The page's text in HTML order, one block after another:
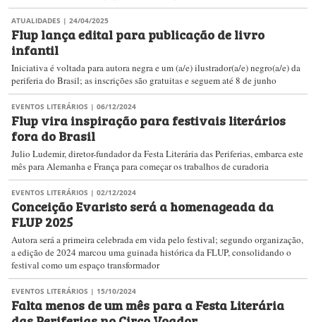
ATUALIDADES | 24/04/2025
Flup lança edital para publicação de livro
infantil
Iniciativa é voltada para autora negra e um (a/e) ilustrador(a/e) negro(a/e) da
periferia do Brasil; as inscrições são gratuitas e seguem até 8 de junho
EVENTOS LITERÁRIOS | 06/12/2024
Flup vira inspiração para festivais literários
fora do Brasil
Julio Ludemir, diretor-fundador da Festa Literária das Periferias, embarca este
mês para Alemanha e França para começar os trabalhos de curadoria
EVENTOS LITERÁRIOS | 02/12/2024
Conceição Evaristo será a homenageada da
FLUP 2025
Autora será a primeira celebrada em vida pelo festival; segundo organização,
a edição de 2024 marcou uma guinada histórica da FLUP, consolidando o
festival como um espaço transformador
EVENTOS LITERÁRIOS | 15/10/2024
Falta menos de um mês para a Festa Literária